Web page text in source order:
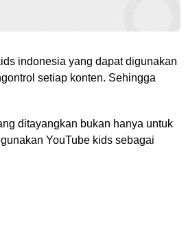
indonesia yang dapat digunakan
setiap konten. Sehingga
ditayangkan bukan hanya untuk
YouTube kids sebagai